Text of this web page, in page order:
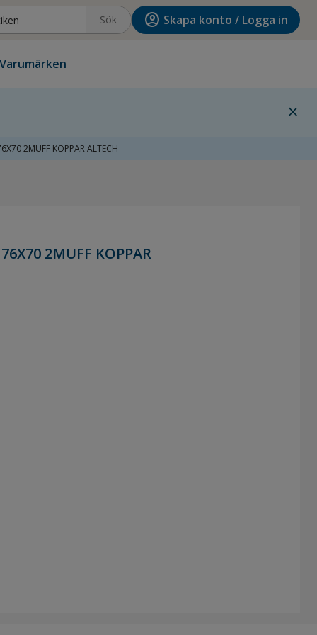
Sök account_circle Skapa konto / Logga in
Varumärken
close
2MUFF KOPPAR ALTECH
2MUFF KOPPAR